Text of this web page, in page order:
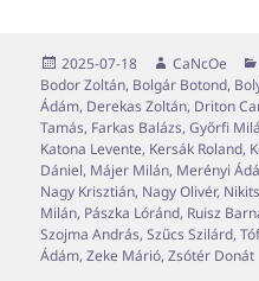
Közzétéve
2025-07-18 Szerző
CaNcOe
Bodor Zoltán, Bolgár Botond,
Ádám, Derekas Zoltán, Driton
Tamás, Farkas Balázs,Győrfi
Katona Levente, Kersák Roland,
Dániel, Májer Milán, Merényi
Nagy Krisztián, Nagy Olivér,
Milán, Pászka Lóránd, Ruisz
Szojma András,Szűcs Szilárd,
Ádám,Zeke Márió,Zsótér Donát